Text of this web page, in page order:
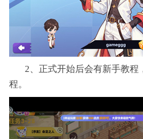
2、正式开始后会有新手教
程。